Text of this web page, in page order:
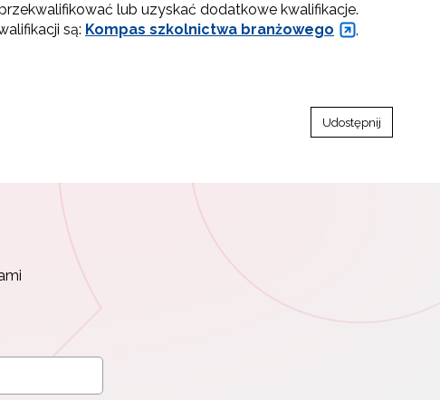
lub uzyskać dodatkowe kwalifikacje.
są: Kompas szkolnictwa branżowego
,
Udostępnij